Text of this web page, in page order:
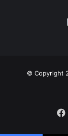
© Copyright